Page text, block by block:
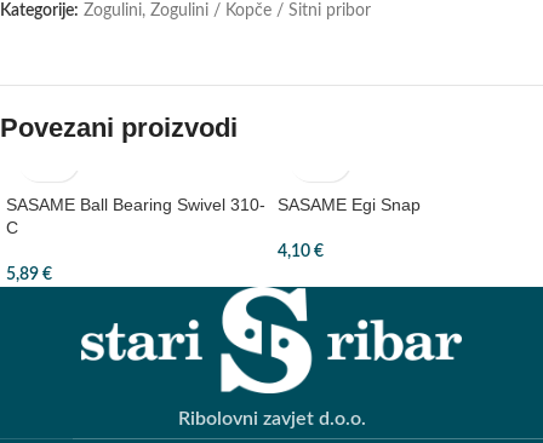
Kategorije: Zogulini, Zogulini / Kopče / Sitni pribor
Povezani proizvodi
SASAME Ball Bearing Swivel 310-
C
5,89 €
SASAME Egi Snap
4,10 €
Ribolovni zavjet d.o.o.